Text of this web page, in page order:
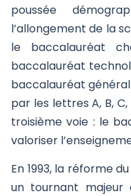
poussée
l’allongement de la
le baccalauréat
baccalauréat
baccalauréat général
par les lettres A, B, C,
troisième voie : le
valoriser
En 1993, la réforme
un tournant majeur